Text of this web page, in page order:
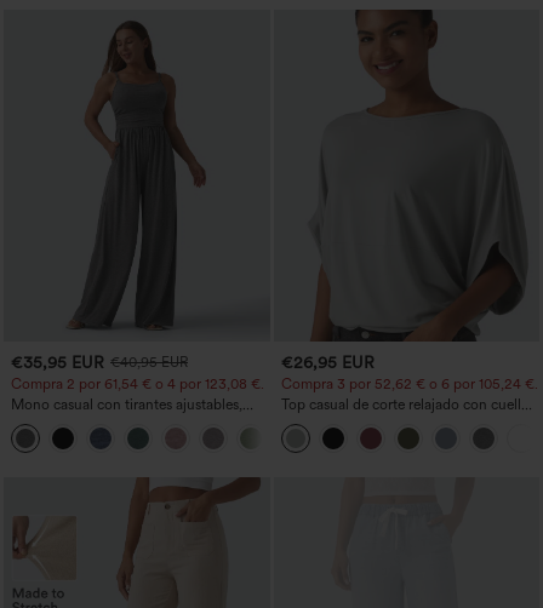
€35,95 EUR €40,95 EUR
Compra 2 por 61,54 € o 4 por 123,08 €.
Mono casual con tirantes ajustables,
fruncidos, pierna ancha, tejido jaspeado
y bolsillos - Easy Peezy
+10
€26,95 EUR
Compra 3 por 52,62 € o 6 por 105,24 €.
Top casual de corte relajado con cuello
redondo y mangas murciélago.